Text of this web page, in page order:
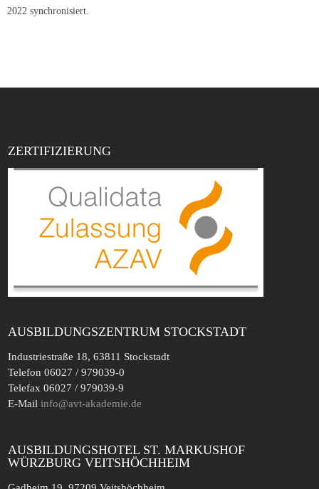
2022 synchronisiert.
ZERTIFIZIERUNG
AUSBILDUNGSZENTRUM STOCKSTADT
Industriestraße 18, 63811 Stockstadt
Telefon 06027 / 979039-0
Telefax 06027 / 979039-9
E-Mail info@avt-akademie.de
AUSBILDUNGSHOTEL ST. MARKUSHOF
WÜRZBURG VEITSHÖCHHEIM